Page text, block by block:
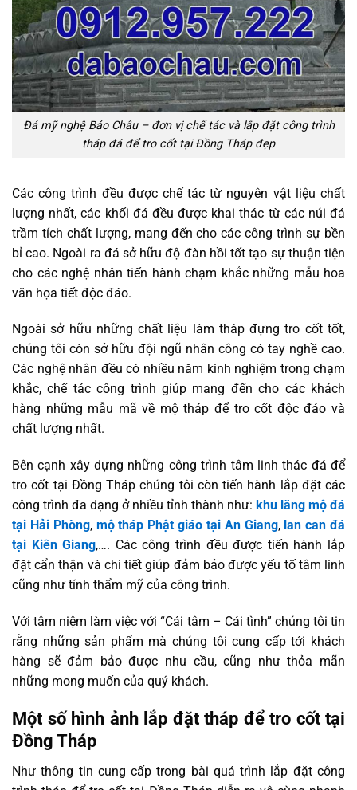
Đá mỹ nghệ Bảo Châu – đơn vị chế tác và lắp đặt công trình
tháp đá để tro cốt tại Đồng Tháp đẹp
Các công trình đều được chế tác từ nguyên vật liệu chất
lượng nhất, các khối đá đều được khai thác từ các núi đá
trầm tích chất lượng, mang đến cho các công trình sự bền
bỉ cao. Ngoài ra đá sở hữu độ đàn hồi tốt tạo sự thuận tiện
cho các nghệ nhân tiến hành chạm khắc những mẫu hoa
văn họa tiết độc đáo.
Ngoài sở hữu những chất liệu làm tháp đựng tro cốt tốt,
chúng tôi còn sở hữu đội ngũ nhân công có tay nghề cao.
Các nghệ nhân đều có nhiều năm kinh nghiệm trong chạm
khắc, chế tác công trình giúp mang đến cho các khách
hàng những mẫu mã về mộ tháp để tro cốt độc đáo và
chất lượng nhất.
Bên cạnh xây dựng những công trình tâm linh thác đá để
tro cốt tại Đồng Tháp chúng tôi còn tiến hành lắp đặt các
công trình đa dạng ở nhiều tỉnh thành như: khu lăng mộ đá
tại Hải Phòng, mộ tháp Phật giáo tại An Giang, lan can đá
tại Kiên Giang,…. Các công trình đều được tiến hành lắp
đặt cẩn thận và chi tiết giúp đảm bảo được yếu tố tâm linh
cũng như tính thẩm mỹ của công trình.
Với tâm niệm làm việc với “Cái tâm – Cái tình” chúng tôi tin
rằng những sản phẩm mà chúng tôi cung cấp tới khách
hàng sẽ đảm bảo được nhu cầu, cũng như thỏa mãn
những mong muốn của quý khách.
Một số hình ảnh lắp đặt tháp để tro cốt tại
Đồng Tháp
Như thông tin cung cấp trong bài quá trình lắp đặt công